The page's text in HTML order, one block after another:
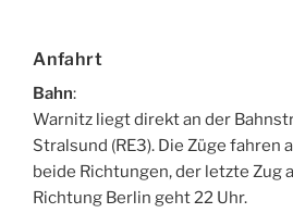
Anfahrt
Bahn:
Warnitz liegt direkt an der
Stralsund (RE3). Die Züge fahren
beide Richtungen, der letzte Zug
Richtung Berlin geht 22 Uhr.